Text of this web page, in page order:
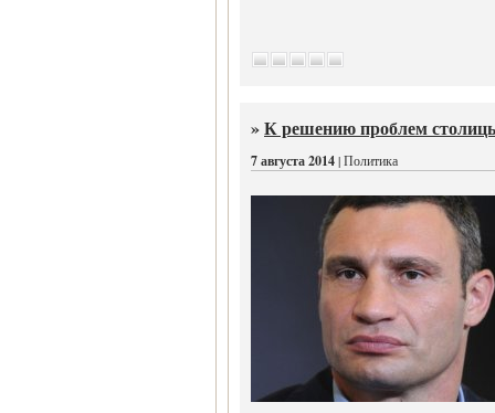
»К решению проблем
7 августа 2014| Политика